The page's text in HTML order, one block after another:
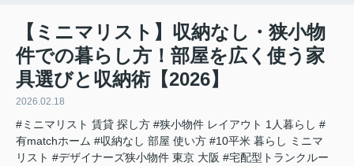
【ミニマリスト】収納なし・狭小物
件での暮らし方！部屋を広く使う家
具選びと収納術【2026】
2026.02.18
#ミニマリスト 賃貸 探し方 #狭小物件 レイアウト 1人暮らし #
有matchホーム #収納なし 部屋 使い方 #10平米 暮らし ミニマ
リスト #デザイナーズ狭小物件 東京 大阪 #宅配型トランクルー